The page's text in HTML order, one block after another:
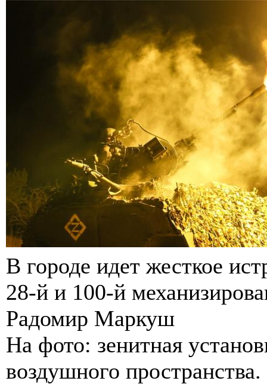
В городе идет жесткое
28-й и 100-й
Радомир Маркуш
На фото: зенитная
воздушного